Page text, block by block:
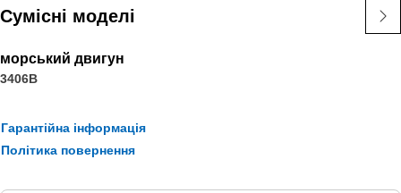
Attributes:
• Withstand the forces and operating conditions.
• Corrosion resistance and compatibility.
secure and reliable fastening method for holding components
in place within the system.
Сумісні моделі
морський двигун
3406B
Гарантійна інформація
Політика повернення